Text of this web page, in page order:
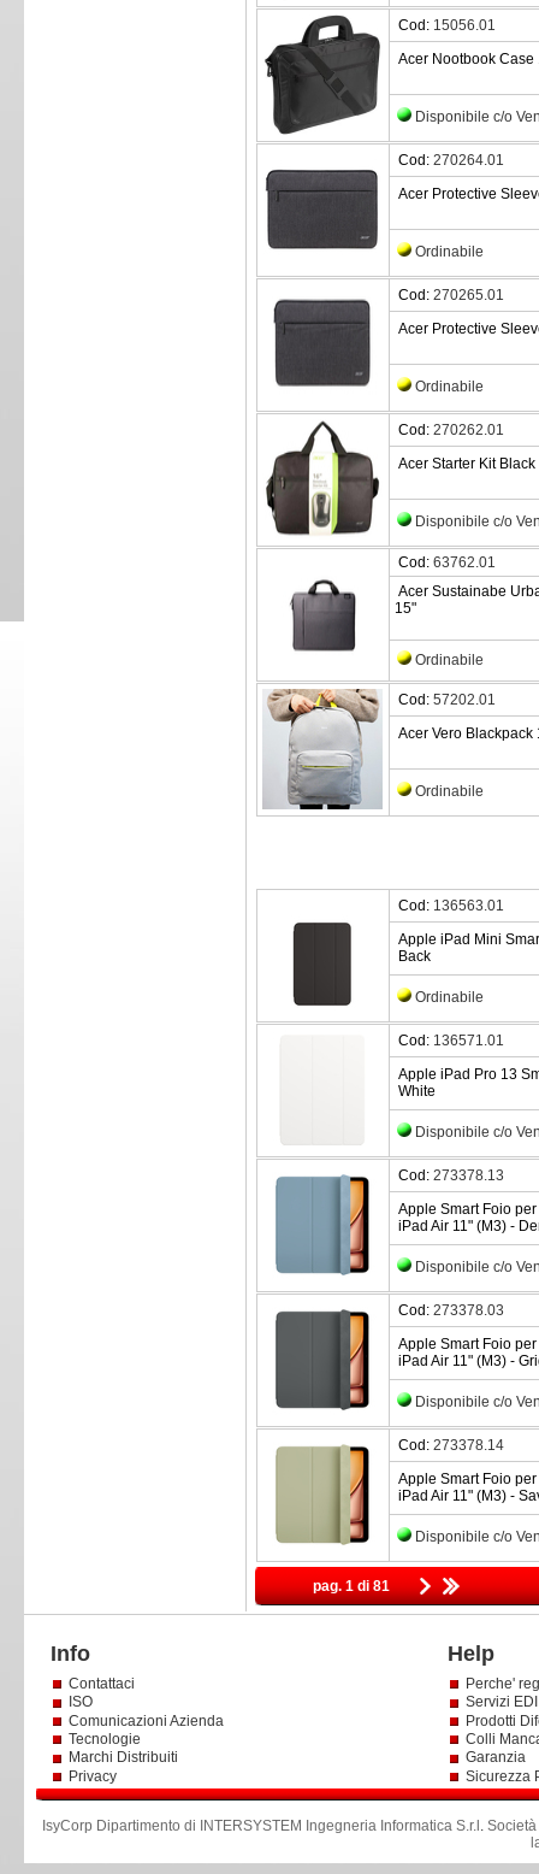
Cod: 15056.01
Acer Nootbook Case
Disponibile c/o
Cod: 270264.01
Acer Protective
Ordinabile
Cod: 270265.01
Acer Protective
Ordinabile
Cod: 270262.01
Acer Starter Kit
Disponibile c/o
Cod: 63762.01
Acer Sustainabe
15"
Ordinabile
Cod: 57202.01
Acer Vero Blackpack
Ordinabile
Cod: 136563.01
Apple iPad Mini
Back
Ordinabile
Cod: 136571.01
Apple iPad Pro 13
White
Disponibile c/o
Cod: 273378.13
Apple Smart Foio per
iPad Air 11" (M3) -
Disponibile c/o
Cod: 273378.03
Apple Smart Foio per
iPad Air 11" (M3) -
Disponibile c/o
Cod: 273378.14
Apple Smart Foio per
iPad Air 11" (M3) -
Disponibile c/o
pag. 1 di 81
Info Help
Contattaci
ISO
Comunicazioni Azienda
Tecnologie
Marchi Distribuiti
Privacy
Perche'
Servizi
Prodotti
Colli
Garanzia
Sicurezza
IsyCorp Dipartimento di INTERSYSTEM Ingegneria Informatica S.r.l .